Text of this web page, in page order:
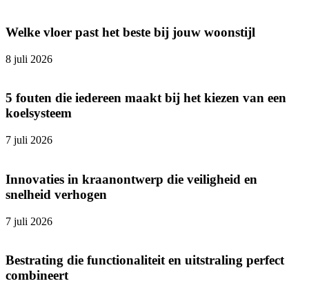
Welke vloer past het beste bij jouw woonstijl
8 juli 2026
5 fouten die iedereen maakt bij het kiezen van een
koelsysteem
7 juli 2026
Innovaties in kraanontwerp die veiligheid en
snelheid verhogen
7 juli 2026
Bestrating die functionaliteit en uitstraling perfect
combineert